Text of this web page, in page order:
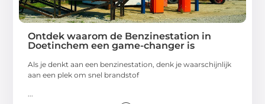
Ontdek waarom de Benzinestation in
Doetinchem een game-changer is
Als je denkt aan een benzinestation, denk je waarschijnlijk
aan een plek om snel brandstof
...